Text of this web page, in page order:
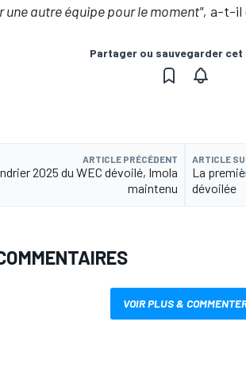
une autre équipe pour le moment", a-t-il
Partager ou sauvegarder
ARTICLE PRÉCÉDENT
2025 du WEC dévoilé, Imola
maintenu
ARTICLE
La
dévoilée
VOIR PLUS &